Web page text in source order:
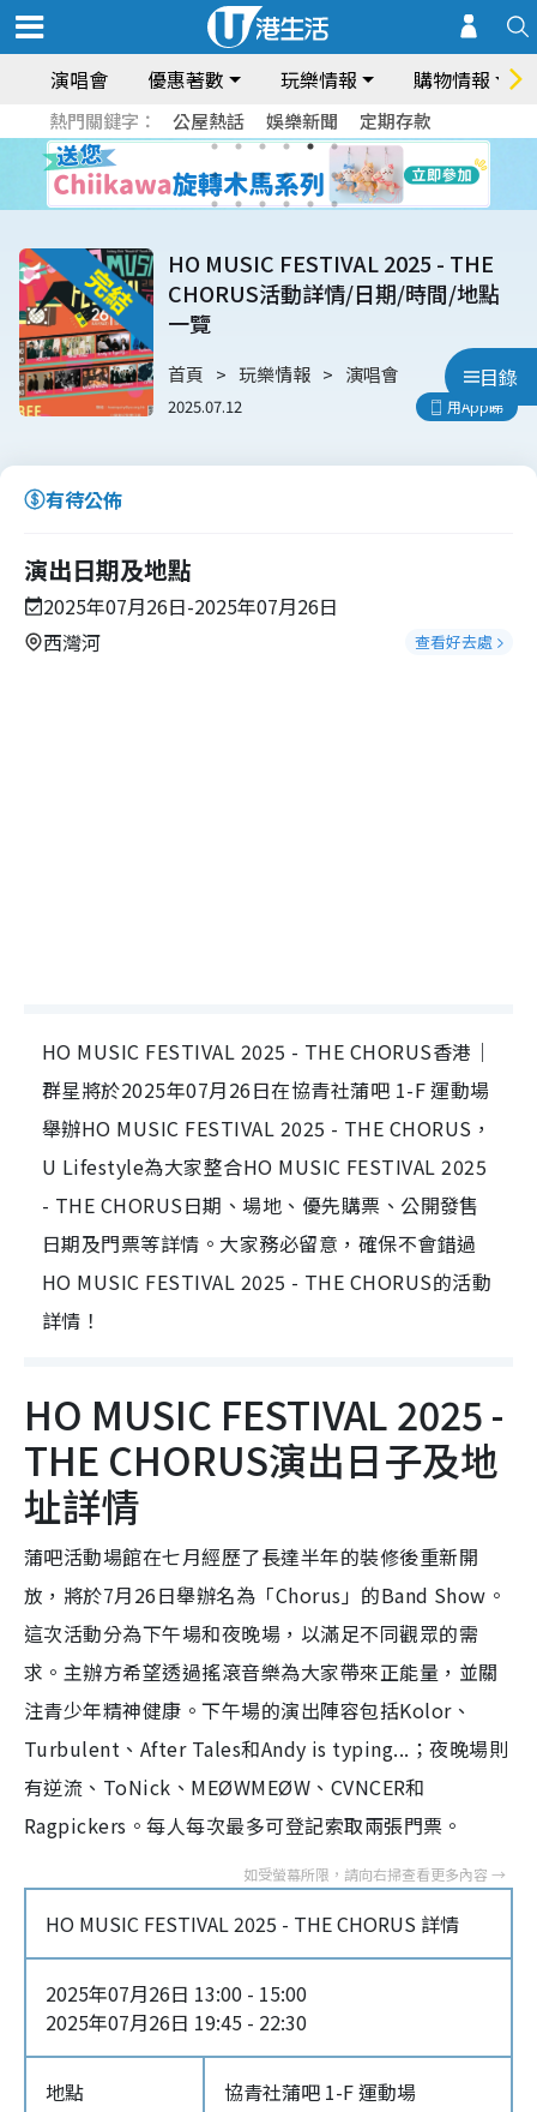
演唱會 優惠著數 玩樂情報 購物情報
熱門關鍵字： 公屋熱話 娛樂新聞 定期存款
目錄
HO MUSIC FESTIVAL 2025 - THE
CHORUS活動詳情/日期/時間/地點
一覽
首頁 玩樂情報 演唱會
2025.07.12 用App睇
有待公佈
演出日期及地點
2025年07月26日-2025年07月26日
西灣河
查看好去處
HO MUSIC FESTIVAL 2025 - THE CHORUS香港｜
群星將於2025年07月26日在協青社蒲吧 1-F 運動場
舉辦HO MUSIC FESTIVAL 2025 - THE CHORUS，
U Lifestyle為大家整合HO MUSIC FESTIVAL 2025
- THE CHORUS日期、場地、優先購票、公開發售
日期及門票等詳情。大家務必留意，確保不會錯過
HO MUSIC FESTIVAL 2025 - THE CHORUS的活動
詳情！
HO MUSIC FESTIVAL 2025 -
THE CHORUS演出日子及地
址詳情
蒲吧活動場館在七月經歷了長達半年的裝修後重新開
放，將於7月26日舉辦名為「Chorus」的Band Show。
這次活動分為下午場和夜晚場，以滿足不同觀眾的需
求。主辦方希望透過搖滾音樂為大家帶來正能量，並關
注青少年精神健康。下午場的演出陣容包括Kolor、
Turbulent、After Tales和Andy is typing...；夜晚場則
有逆流、ToNick、MEØWMEØW、CVNCER和
Ragpickers。每人每次最多可登記索取兩張門票。
HO MUSIC FESTIVAL 2025 - THE CHORUS 詳情
2025年07月26日 13:00 - 15:00
2025年07月26日 19:45 - 22:30
地點 協青社蒲吧 1-F 運動場